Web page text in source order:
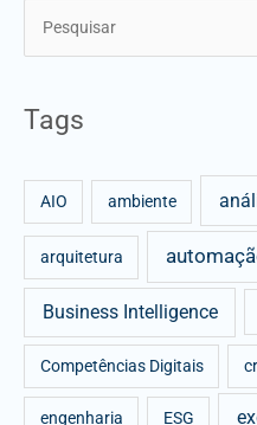
f
:
Tags
AIO ambiente
arquitetura
Business Intelligence
Competências Digitais
engenharia ESG